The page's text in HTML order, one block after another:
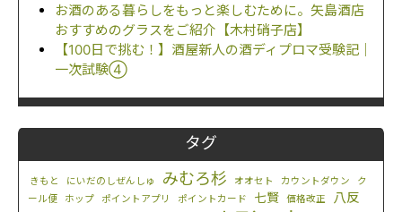
お酒のある暮らしをもっと楽しむために。矢島酒店
おすすめのグラスをご紹介【木村硝子店】
【100日で挑む！】酒屋新人の酒ディプロマ受験記｜
一次試験④
タグ
きもと にいだのしぜんしゅ みむろ杉 オオセト カウントダウン
ク
ール便
ホップ ポイントアプリ ポイントカード 七賢 価格改正
八反